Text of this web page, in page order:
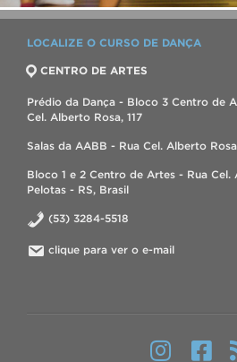
LOCALIZE O CURSO DE DANÇA
CENTRO DE ARTES
Prédio da Dança - Bloco 3 Centro de
Cel. Alberto Rosa, 117
Salas da AABB - Rua Cel. Alberto
Bloco 1 e 2 Centro de Artes - Rua Cel.
Pelotas - RS, Brasil
(53) 3284-5518
clique para ver o e-mail